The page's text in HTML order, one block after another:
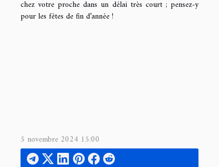
chez votre proche dans un délai très court ; pensez-y
pour les fêtes de fin d’année !
5 novembre 2024 15:00